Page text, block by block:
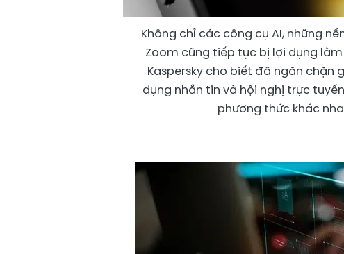
Không chỉ các công cụ AI, những
Zoom cũng tiếp tục bị lợi dụng
Kaspersky cho biết đã ngăn chặn
dụng nhắn tin và hội nghị trực
phương thức khác